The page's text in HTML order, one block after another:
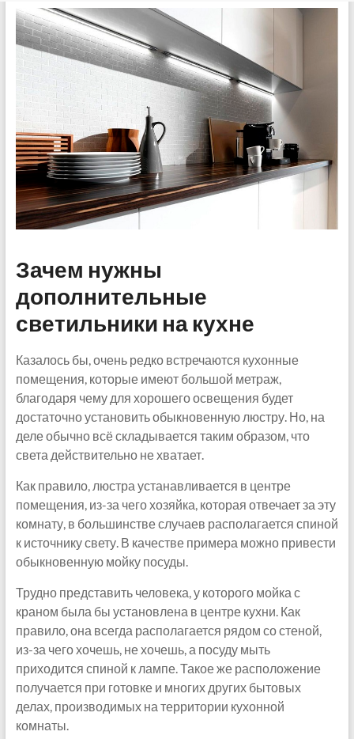
Зачем нужны
дополнительные
светильники на кухне
Казалось бы, очень редко встречаются кухонные
помещения, которые имеют большой метраж,
благодаря чему для хорошего освещения будет
достаточно установить обыкновенную люстру. Но, на
деле обычно всё складывается таким образом, что
света действительно не хватает.
Как правило, люстра устанавливается в центре
помещения, из-за чего хозяйка, которая отвечает за эту
комнату, в большинстве случаев располагается спиной
к источнику свету. В качестве примера можно привести
обыкновенную мойку посуды.
Трудно представить человека, у которого мойка с
краном была бы установлена в центре кухни. Как
правило, она всегда располагается рядом со стеной,
из-за чего хочешь, не хочешь, а посуду мыть
приходится спиной к лампе. Такое же расположение
получается при готовке и многих других бытовых
делах, производимых на территории кухонной
комнаты.